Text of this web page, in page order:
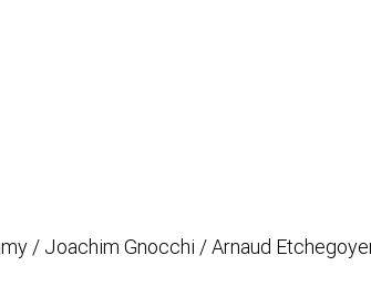
/ Joachim Gnocchi / Arnaud